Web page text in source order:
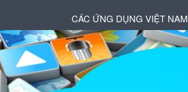
CÁC ỨNG DỤNG VIỆT NAM